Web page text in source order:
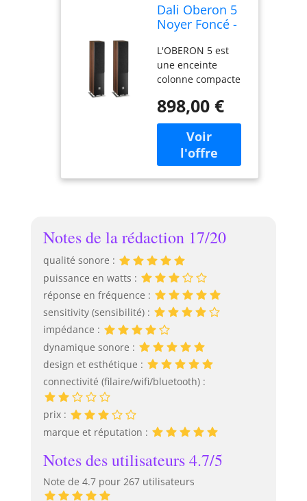
Dali Oberon 5
Noyer Foncé -
Colonnes (la
Paire)
L'OBERON 5 est
une enceinte
colonne compacte
deux haut-parleurs
médiums en fibre
de bois de 130 mm
(5 1/4") et la calotte
d'aigus OBERON
de 29 mm.
incroyablement
profondes et
puissantes, une
gamme de
médiums claire et
équilibrée et des
aigus aérés pour
tout type de
musique et de jeu.
Le tweeter avec sa
calotte en tissu
été spécialement
conçu pour la série
OBERON Le boîtier
de l'OBERON 5 est
composé de
898,00 €
Notes de la rédaction 17/20
qualité sonore :
puissance en watts :
réponse en fréquence :
sensitivity (sensibilité) :
impédance :
dynamique sonore :
design et esthétique :
connectivité (filaire/wifi/bluetooth) :
prix :
marque et réputation :
Notes des utilisateurs 4.7/5
Note de 4.7 pour 267 utilisateurs